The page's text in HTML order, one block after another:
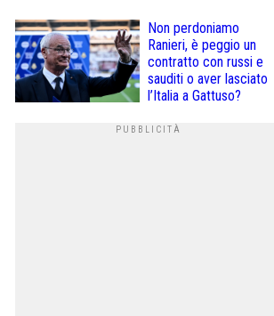
Non perdoniamo
Ranieri, è peggio un
contratto con russi e
sauditi o aver lasciato
l’Italia a Gattuso?